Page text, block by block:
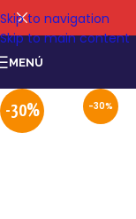
Skip to navigation
Skip to main content
MENÚ
-30%
-30%